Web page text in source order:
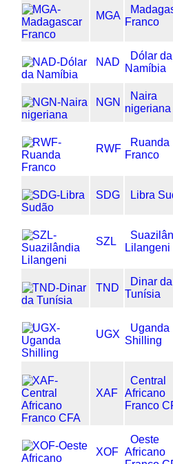
MGA
Franco
NAD
Dólar da
Namíbia
NGN
Naira
nigeriana
RWF
Ruanda
Franco
SDG Libra
SZL
Lilangeni
TND
Dinar da
Tunísia
UGX
Uganda
Shilling
XAF
Central
Africano
Franco
XOF
Oeste
Africano